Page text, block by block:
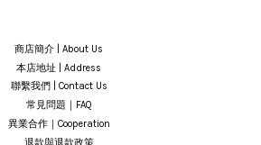
商店簡介 | About Us
本店地址 | Address
聯繫我們 | Contact Us
常見問題｜FAQ
異業合作｜Cooperation
退款與退款政策